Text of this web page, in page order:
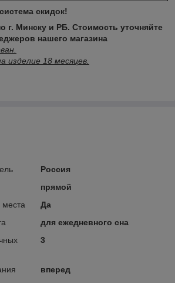
скидок!
г. Минску и РБ. Стоимость уточняйте
нашего магазина
изделие 18 месяцев.
Россия
прямой
места
Да
для ежедневного сна
3
вперед